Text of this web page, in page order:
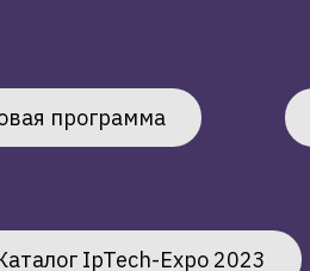
программа
IpTech-Expo 2023